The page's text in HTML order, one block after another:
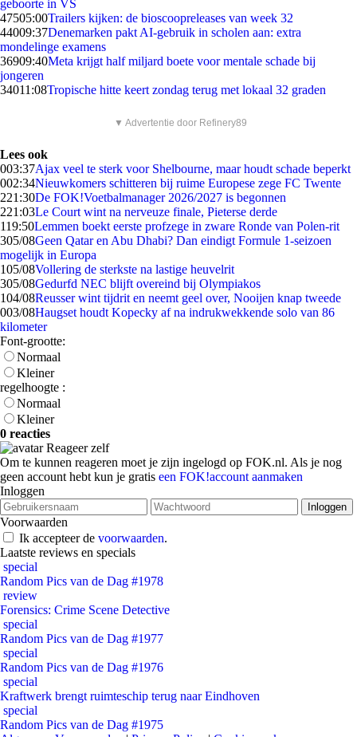
geboorte in VS
47505:00Trailers kijken: de bioscoopreleases van week 32
44009:37Denemarken pakt AI-gebruik in scholen aan: extra
mondelinge examens
36909:40Meta krijgt half miljard boete voor mentale schade bij
jongeren
34011:08Tropische hitte keert zondag terug met lokaal 32 graden
▼ Advertentie door Refinery89
Lees ook
003:37Ajax veel te sterk voor Shelbourne, maar houdt schade beperkt
002:34Nieuwkomers schitteren bij ruime Europese zege FC Twente
221:30De FOK!Voetbalmanager 2026/2027 is begonnen
221:03Le Court wint na nerveuze finale, Pieterse derde
119:50Lemmen boekt eerste profzege in zware Ronde van Polen-rit
305/08Geen Qatar en Abu Dhabi? Dan eindigt Formule 1-seizoen
mogelijk in Europa
105/08Vollering de sterkste na lastige heuvelrit
305/08Gedurfd NEC blijft overeind bij Olympiakos
104/08Reusser wint tijdrit en neemt geel over, Nooijen knap tweede
003/08Haugset houdt Kopecky af na indrukwekkende solo van 86
kilometer
Font-grootte:
Normaal
Kleiner
regelhoogte :
Normaal
Kleiner
0 reacties
Reageer zelf
Om te kunnen reageren moet je zijn ingelogd op FOK.nl. Als je nog
geen account hebt kun je gratis een FOK!account aanmaken
Inloggen
Voorwaarden
Ik accepteer de voorwaarden.
Laatste reviews en specials
special
Random Pics van de Dag #1978
review
Forensics: Crime Scene Detective
special
Random Pics van de Dag #1977
special
Random Pics van de Dag #1976
special
Kraftwerk brengt ruimteschip terug naar Eindhoven
special
Random Pics van de Dag #1975